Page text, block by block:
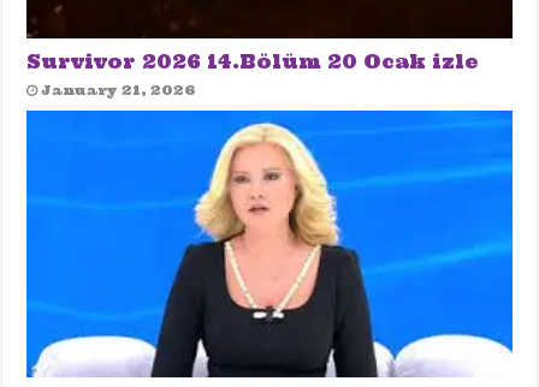
Survivor 2026 14.Bölüm 20 Ocak izle
January 21, 2026